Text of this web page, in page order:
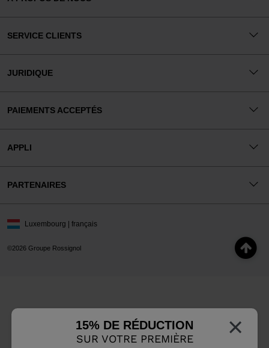
×
15% DE RÉDUCTION
SUR VOTRE PREMIÈRE
SERVICE CLIENTS
JURIDIQUE
PAIEMENTS ACCEPTÉS
APPLI
PARTENAIRES
©2026 Groupe Rossignol
Luxembourg | français